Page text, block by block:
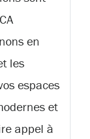
en
les
espaces
et
appel à